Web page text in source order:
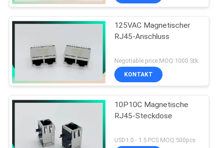
125VAC Magnetischer
RJ45-Anschluss
Negotiable price MOQ:1000 Stk.
KONTAKT
10P10C Magnetische
RJ45-Steckdose
USD1.0 - 1.5 PCS MOQ:500pcs